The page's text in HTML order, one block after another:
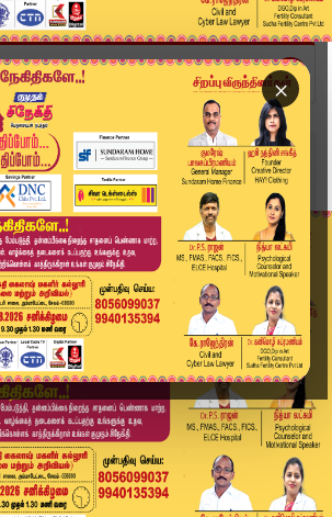
×
அமைச்சர்களே..எச்சரித்த RB Udha...